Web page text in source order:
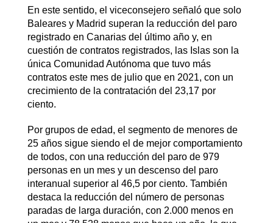
En este sentido, el viceconsejero señaló que solo
Baleares y Madrid superan la reducción del paro
registrado en Canarias del último año y, en
cuestión de contratos registrados, las Islas son la
única Comunidad Autónoma que tuvo más
contratos este mes de julio que en 2021, con un
crecimiento de la contratación del 23,17 por
ciento.
Por grupos de edad, el segmento de menores de
25 años sigue siendo el de mejor comportamiento
de todos, con una reducción del paro de 979
personas en un mes y un descenso del paro
interanual superior al 46,5 por ciento. También
destaca la reducción del número de personas
paradas de larga duración, con 2.000 menos en